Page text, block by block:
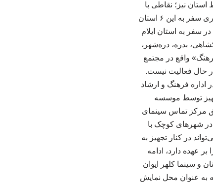
مرکز، در دیگر نقاط استان نیز؛ نقاطی با
جمعیت بالای ۱۰۰ هزار نفر، صاحب سینما شوند.» مدیرعامل موسسه سینماشهر صحبت را با یادآوری سفر به این ۶ استان
در سفر به استان ایلام
بدره، دره‌شهر،
واقع در مجتمع
حال فعالیت نیست.
اداره فرهنگ و ارشاد
تجهیز توسط موسسه
طریق مرکز تماس سینمای
در شهرهای کوچک با
در کنار تجهیز به
سینماشهر را بر عهده دارد، ادامه
و سینما کلهر ایوان
به عنوان محل نمایش